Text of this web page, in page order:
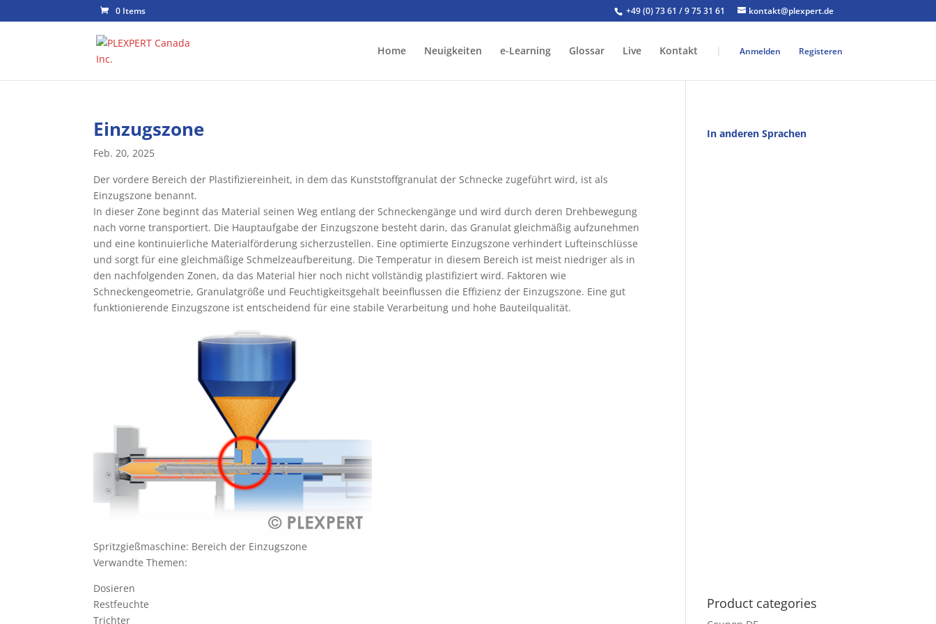
+49 (0) 73 61 / 9 75 31 61 kontakt@plexpert.de
0 Items
Home Neuigkeiten e-Learning Glossar Live Kontakt | Anmelden Registeren
Einzugszone
Feb. 20, 2025
Der vordere Bereich der Plastifiziereinheit, in dem das Kunststoffgranulat der Schnecke zugeführt wird, ist als
Einzugszone benannt.
In dieser Zone beginnt das Material seinen Weg entlang der Schneckengänge und wird durch deren Drehbewegung
nach vorne transportiert. Die Hauptaufgabe der Einzugszone besteht darin, das Granulat gleichmäßig aufzunehmen
und eine kontinuierliche Materialförderung sicherzustellen. Eine optimierte Einzugszone verhindert Lufteinschlüsse
und sorgt für eine gleichmäßige Schmelzeaufbereitung. Die Temperatur in diesem Bereich ist meist niedriger als in
den nachfolgenden Zonen, da das Material hier noch nicht vollständig plastifiziert wird. Faktoren wie
Schneckengeometrie, Granulatgröße und Feuchtigkeitsgehalt beeinflussen die Effizienz der Einzugszone. Eine gut
funktionierende Einzugszone ist entscheidend für eine stabile Verarbeitung und hohe Bauteilqualität.
Spritzgießmaschine: Bereich der Einzugszone
Verwandte Themen:
Dosieren
Restfeuchte
Trichter
In anderen Sprachen
Product categories